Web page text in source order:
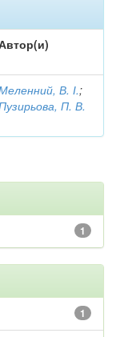
В. І.;
П. В.
1
1